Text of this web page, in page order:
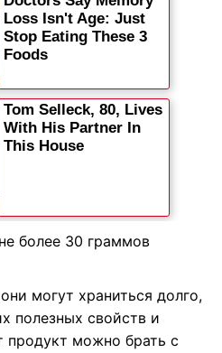
более 30 граммов
могут храниться долго,
полезных свойств и
продукт можно брать с